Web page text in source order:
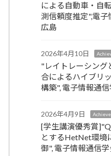
による自動車・自
測信頼度推定",電
広島
2026年4月10日
"レイトレーシング
合によるハイブリ
構築", 電子情報通
2026年4月9日
[学生講演優秀賞
とするHetNet環境
御", 電子情報通信